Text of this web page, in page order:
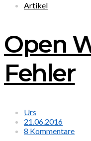
Artikel
Open
Fehler
Urs
21.06.2016
8 Kommentare